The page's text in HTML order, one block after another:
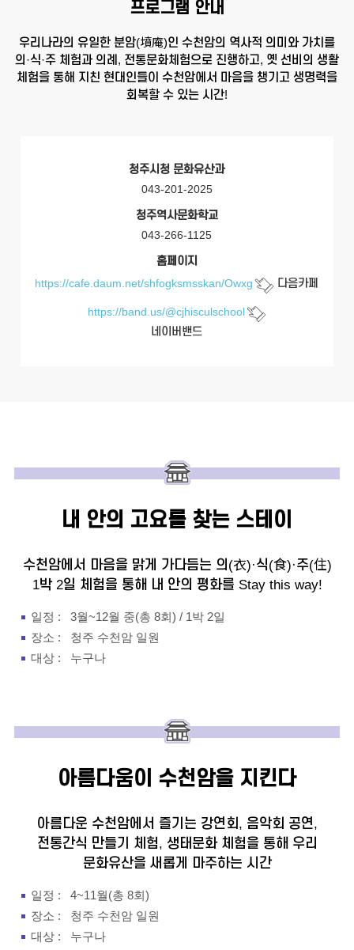
프로그램 안내
우리나라의 유일한 분암(墳庵)인 수천암의 역사적 의미와 가치를
의·식·주 체험과 의례, 전통문화체험으로 진행하고, 옛 선비의 생활
체험을 통해 지친 현대인들이 수천암에서 마음을 챙기고 생명력을
회복할 수 있는 시간!
청주시청 문화유산과
043-201-2025
청주역사문화학교
043-266-1125
홈페이지
https://cafe.daum.net/shfogksmsskan/Owxg
다음카페
https://band.us/@cjhisculschool
네이버밴드
내 안의 고요를 찾는 스테이
수천암에서 마음을 맑게 가다듬는 의(衣)·식(食)·주(住)
1박 2일 체험을 통해 내 안의 평화를 Stay this way!
일정 :
3월~12월 중(총 8회) / 1박 2일
장소 :
청주 수천암 일원
대상 :
누구나
아름다움이 수천암을 지킨다
아름다운 수천암에서 즐기는 강연회, 음악회 공연,
전통간식 만들기 체험, 생태문화 체험을 통해 우리
문화유산을 새롭게 마주하는 시간
일정 :
4~11월(총 8회)
장소 :
청주 수천암 일원
대상 :
누구나